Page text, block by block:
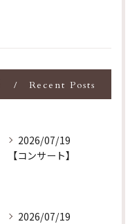
Recent Posts
2026/07/19
【コンサート】
2026/07/19